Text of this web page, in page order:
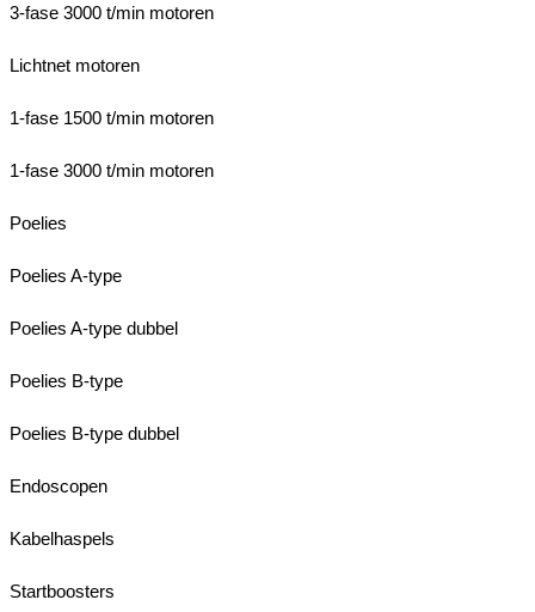
3-fase 3000 t/min motoren
Lichtnet motoren
1-fase 1500 t/min motoren
1-fase 3000 t/min motoren
Poelies
Poelies A-type
Poelies A-type dubbel
Poelies B-type
Poelies B-type dubbel
Endoscopen
Kabelhaspels
Startboosters